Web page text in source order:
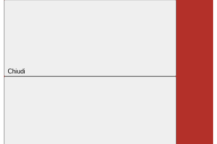
Chiudi